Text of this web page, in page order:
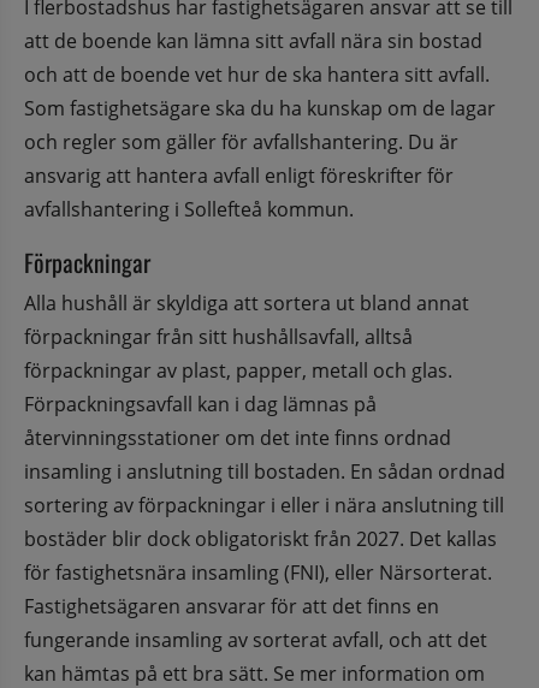
I flerbostadshus har fastighetsägaren ansvar att se till
att de boende kan lämna sitt avfall nära sin bostad
och att de boende vet hur de ska hantera sitt avfall.
Som fastighetsägare ska du ha kunskap om de lagar
och regler som gäller för avfallshantering. Du är
ansvarig att hantera avfall enligt föreskrifter för
avfallshantering i Sollefteå kommun.
Förpackningar
Alla hushåll är skyldiga att sortera ut bland annat
förpackningar från sitt hushållsavfall, alltså
förpackningar av plast, papper, metall och glas.
Förpackningsavfall kan i dag lämnas på
återvinningsstationer om det inte finns ordnad
insamling i anslutning till bostaden. En sådan ordnad
sortering av förpackningar i eller i nära anslutning till
bostäder blir dock obligatoriskt från 2027. Det kallas
för fastighetsnära insamling (FNI), eller Närsorterat.
Fastighetsägaren ansvarar för att det finns en
fungerande insamling av sorterat avfall, och att det
kan hämtas på ett bra sätt. Se mer information om